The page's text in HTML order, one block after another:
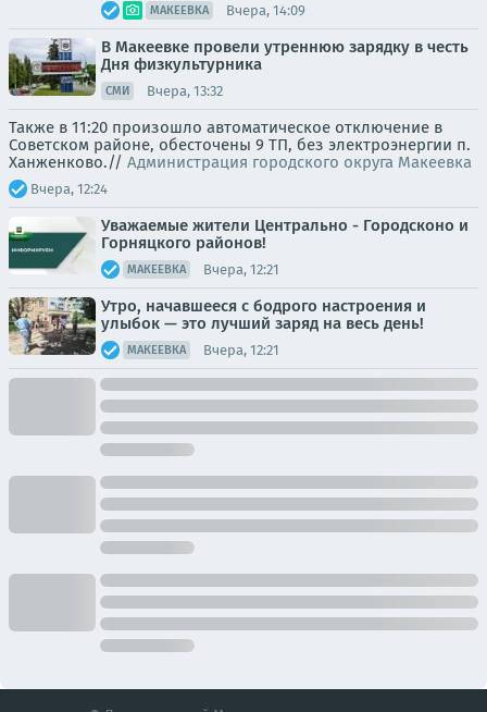
МАКЕЕВКА Вчера, 14:09
В Макеевке провели утреннюю зарядку в честь
Дня физкультурника
СМИ Вчера, 13:32
Также в 11:20 произошло автоматическое отключение в
Советском районе, обесточены 9 ТП, без электроэнергии п.
Ханженково.// Администрация городского округа Макеевка
Вчера, 12:24
Уважаемые жители Центрально - Городсконо и
Горняцкого районов!
МАКЕЕВКА Вчера, 12:21
Утро, начавшееся с бодрого настроения и
улыбок — это лучший заряд на весь день!
МАКЕЕВКА Вчера, 12:21